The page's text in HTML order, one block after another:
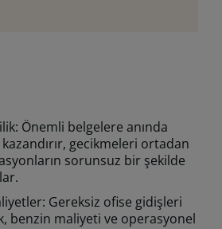
Önemli belgelere anında
gecikmeleri ortadan
sorunsuz bir şekilde
Gereksiz ofise gidişleri
benzin maliyeti ve operasyonel